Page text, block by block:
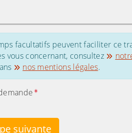
facultatifs peuvent faciliter ce
vous concernant, consultez
nos mentions légales.
suivante